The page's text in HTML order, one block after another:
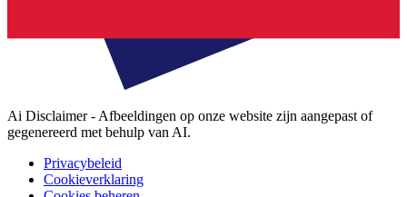
Ai Disclaimer - Afbeeldingen op onze website zijn aangepast of
gegenereerd met behulp van AI.
Privacybeleid
Cookieverklaring